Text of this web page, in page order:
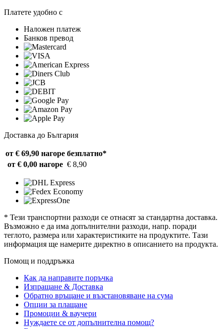
Платете удобно с
Наложен платеж
Банков превод
Доставка до България
от € 69,90 нагоре безплатно*
от € 0,00 нагоре € 8,90
* Тези транспортни разходи се отнасят за стандартна доставка.
Възможно е да има допълнителни разходи, напр. поради
теглото, размера или характеристиките на продуктите. Тази
информация ще намерите директно в описанието на продукта.
Помощ и поддръжка
Как да направите поръчка
Изпращане & Доставка
Обратно връщане и възстановяване на сума
Опции за плащане
Промоции & ваучери
Нуждаете се от допълнителна помощ?